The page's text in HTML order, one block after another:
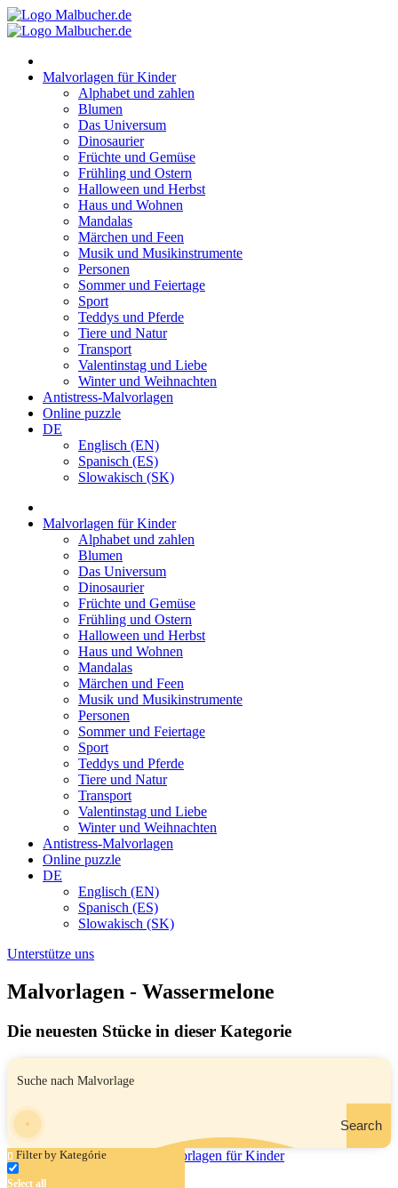
Zum
Inhalt
Malvorlagen für Kinder
Alphabet und zahlen
Blumen
Das Universum
Dinosaurier
Früchte und Gemüse
Frühling und Ostern
Halloween und Herbst
Haus und Wohnen
Mandalas
Märchen und Feen
Musik und Musikinstrumente
Personen
Sommer und Feiertage
Sport
Teddys und Pferde
Tiere und Natur
Transport
Valentinstag und Liebe
Winter und Weihnachten
Antistress-Malvorlagen
Online puzzle
DE
Englisch (EN)
Spanisch (ES)
Slowakisch (SK)
Malvorlagen für Kinder
Alphabet und zahlen
Blumen
Das Universum
Dinosaurier
Früchte und Gemüse
Frühling und Ostern
Halloween und Herbst
Haus und Wohnen
Mandalas
Märchen und Feen
Musik und Musikinstrumente
Personen
Sommer und Feiertage
Sport
Teddys und Pferde
Tiere und Natur
Transport
Valentinstag und Liebe
Winter und Weihnachten
Antistress-Malvorlagen
Online puzzle
DE
Englisch (EN)
Spanisch (ES)
Slowakisch (SK)
Unterstütze uns
Malvorlagen - Wassermelone
Die neuesten Stücke in dieser Kategorie
Search
Filter by Kategórie
Select all